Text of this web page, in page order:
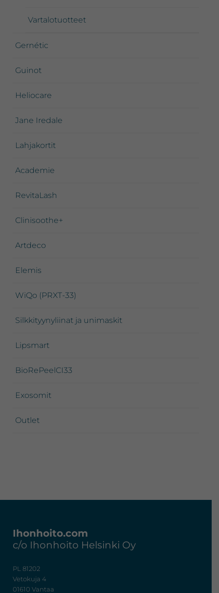
Vartalotuotteet
Gernétic
Guinot
Heliocare
Jane Iredale
Lahjakortit
Academie
RevitaLash
Clinisoothe+
Artdeco
Elemis
WiQo (PRXT-33)
Silkkityynyliinat ja unimaskit
Lipsmart
BioRePeelCI33
Exosomit
Outlet
Ihonhoito.com
c/o Ihonhoito Helsinki Oy
PL 81202
Vetokuja 4
01610 Vantaa